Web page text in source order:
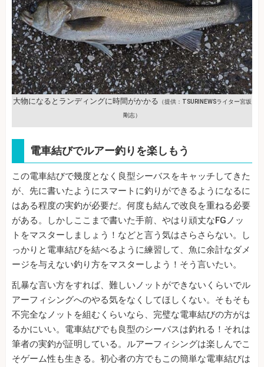
大物になるとランディングに時間がかかる （提供：TSURINEWSライター宮坂
剛志）
電車結びでルアー釣りを楽しもう
この電車結びで幾度となく良型シーバスをキャッチしてきた
が、先に書いたようにスマートに釣りができるようになるに
はある程度の実釣が必要だ。何度も結んで改良を重ねる必要
がある。しかしここまで書いた手前、やはり頑丈なFGノッ
トをマスターしましょう！などと言う気はさらさらない。し
っかりと電車結びを結べるように練習して、魚に余計なダメ
ージを与えない釣り方をマスターしよう！そう言いたい。
乱暴な言い方をすれば、難しいノットができないくらいでル
アーフィシングへのやる気をなくしてほしくない。そもそも
不完全なノットを組むくらいなら、完璧な電車結びの方がは
るかにいい。電車結びでも良型のシーバスは釣れる！それは
筆者の実釣が証明している。ルアーフィシングは楽しんでこ
そゲーム性も生きる。初心者の方でもこの簡単な電車結びは